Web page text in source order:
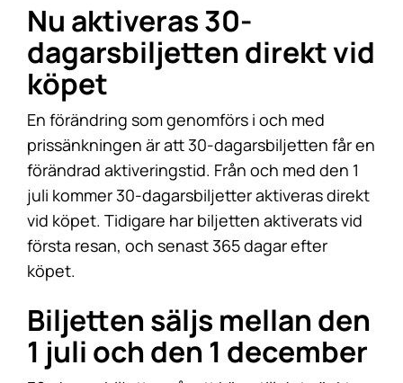
Nu aktiveras 30-
dagarsbiljetten direkt vid
köpet
En förändring som genomförs i och med
prissänkningen är att 30-dagarsbiljetten får en
förändrad aktiveringstid. Från och med den 1
juli kommer 30-dagarsbiljetter aktiveras direkt
vid köpet. Tidigare har biljetten aktiverats vid
första resan, och senast 365 dagar efter
köpet.
Biljetten säljs mellan den
1 juli och den 1 december